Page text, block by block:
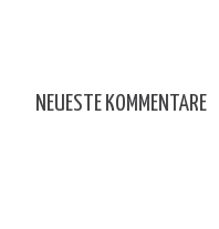
NEUESTE KOMMENTARE